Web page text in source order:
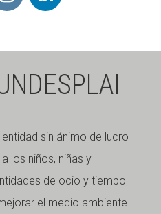
entidad sin ánimo de lucro
los niños, niñas y
de ocio y tiempo
el medio ambiente